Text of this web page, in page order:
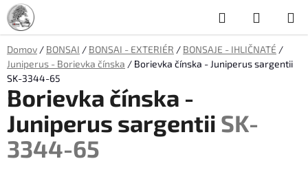
Prejsť
na
obsah
Hľadať
KOŠÍK
Domov / BONSAI / BONSAI - EXTERIÉR / BONSAJE - IHLIČNATÉ /
Juniperus - Borievka čínska / Borievka čínska - Juniperus sargentii
SK-3344-65
Borievka čínska -
Juniperus sargentii SK-
3344-65